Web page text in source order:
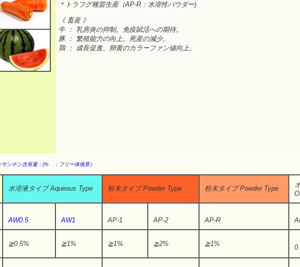
＊ トラフグ種苗生産（AP-R：水溶性パウダー)
《 畜産 》
牛 ： 乳房炎の抑制。免疫賦活への期待。
豚 ： 繁殖能力の向上。死産の減少。
鶏 ： 成長促進。卵黄のカラーファン値向上。
ン含有量：(% ：フリー体換算）
水溶液タイプ Aqueous Type 粉末タイプ Powder Type 粉末タイプ Powder Type
AW0.5 AW1 AP-1 AP-2 AP-R
≧0.5% ≧1% ≧1% ≧2% ≧1%